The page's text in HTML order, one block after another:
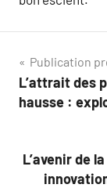
de
Publication
L’attrait des
hausse :
L’avenir de